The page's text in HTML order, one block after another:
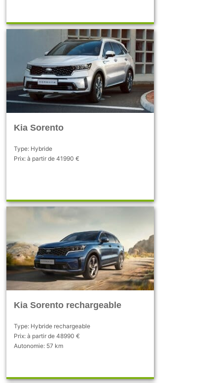
Kia Sorento
Type: Hybride
Prix: à partir de 41990 €
Kia Sorento rechargeable
Type: Hybride rechargeable
Prix: à partir de 48990 €
Autonomie: 57 km